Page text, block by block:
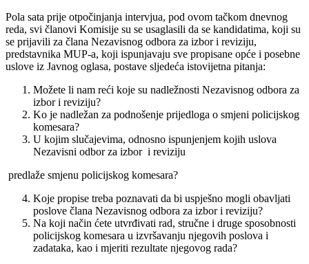
Pola sata prije otpočinjanja intervjua, pod ovom tačkom dnevnog
reda, svi članovi Komisije su se usaglasili da se kandidatima, koji su
se prijavili za člana Nezavisnog odbora za izbor i reviziju,
predstavnika MUP-a, koji ispunjavaju sve propisane opće i posebne
uslove iz Javnog oglasa, postave sljedeća istovijetna pitanja:
Možete li nam reći koje su nadležnosti Nezavisnog odbora za
izbor i reviziju?
Ko je nadležan za podnošenje prijedloga o smjeni policijskog
komesara?
U kojim slučajevima, odnosno ispunjenjem kojih uslova
Nezavisni odbor za izbor i reviziju
predlaže smjenu policijskog komesara?
Koje propise treba poznavati da bi uspješno mogli obavljati
poslove člana Nezavisnog odbora za izbor i reviziju?
Na koji način ćete utvrđivati rad, stručne i druge sposobnosti
policijskog komesara u izvršavanju njegovih poslova i
zadataka, kao i mjeriti rezultate njegovog rada?